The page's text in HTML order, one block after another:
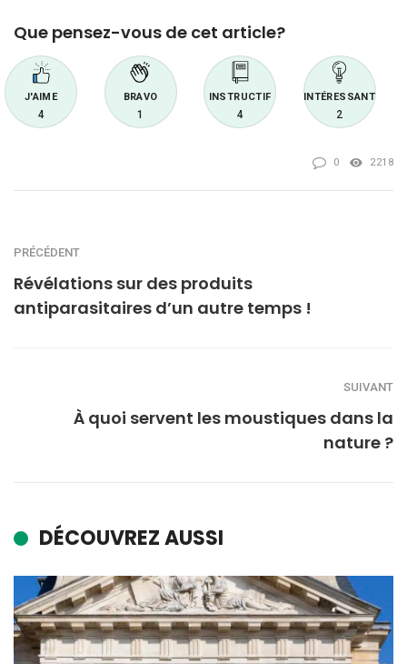
Que pensez-vous de cet article?
J'AIME
4
BRAVO
1
INSTRUCTIF
4
INTÉRESSANT
2
0 2218
PRÉCÉDENT
Révélations sur des produits
antiparasitaires d’un autre temps !
SUIVANT
À quoi servent les moustiques dans la
nature ?
DÉCOUVREZ AUSSI